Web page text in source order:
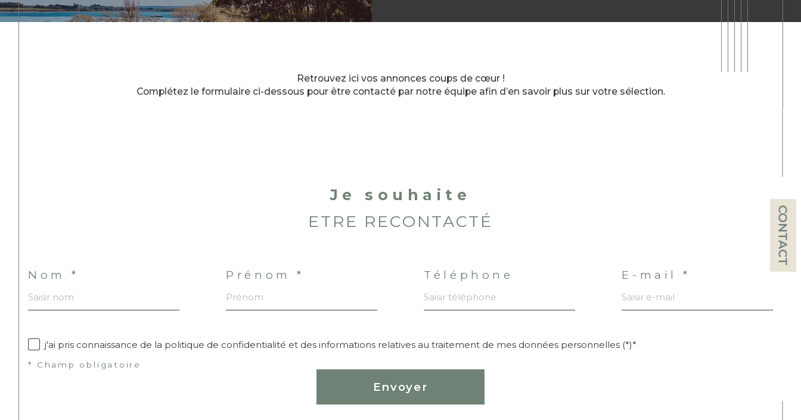
CONTACT
Retrouvez ici vos annonces coups de cœur !
Complétez le formulaire ci-dessous pour être contacté par notre équipe afin d’en savoir plus sur votre sélection.
Je souhaite
ETRE RECONTACTÉ
Nom * Prénom * Téléphone E-mail *
j'ai pris connaissance de la politique de confidentialité et des informations relatives au traitement de mes données personnelles (*)*
* Champ obligatoire
Envoyer